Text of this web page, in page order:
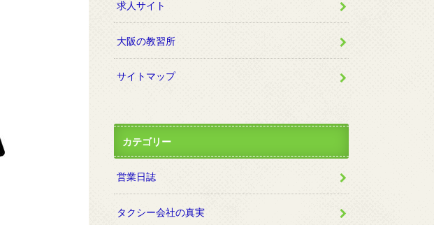
求人サイト
大阪の教習所
サイトマップ
カテゴリー
営業日誌
タクシー会社の真実